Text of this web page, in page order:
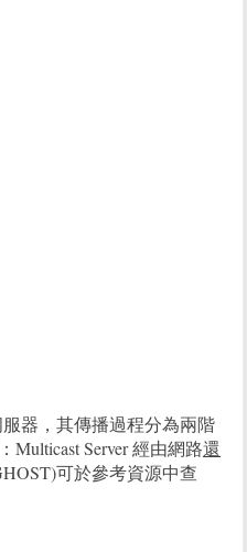
器，其傳播過程分為兩階
Multicast Server 經由網路還
可於參考資源中查